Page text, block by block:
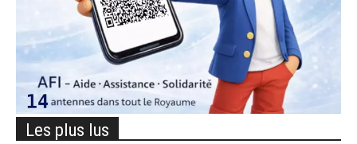
Les plus lus